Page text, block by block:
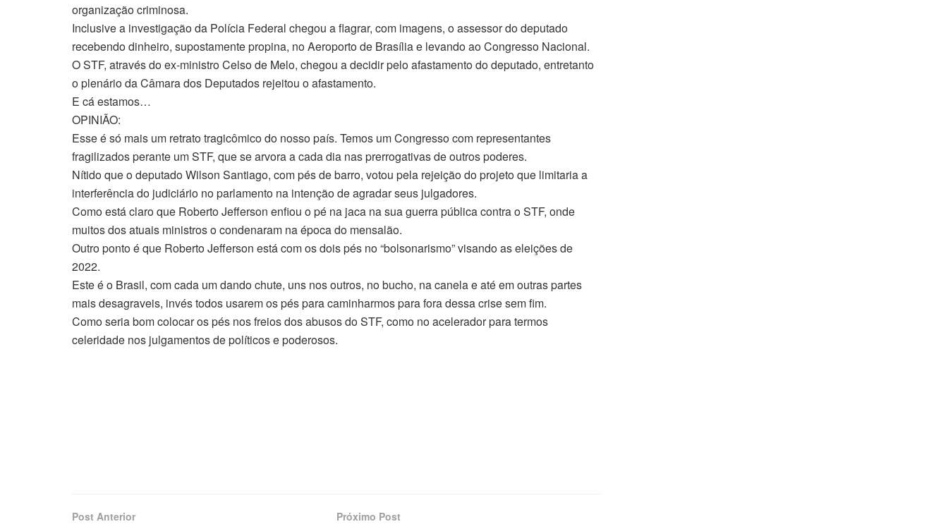
organização criminosa.
Inclusive a investigação da Polícia Federal chegou a flagrar, com imagens, o assessor do deputado
recebendo dinheiro, supostamente propina, no Aeroporto de Brasília e levando ao Congresso Nacional.
O STF, através do ex-ministro Celso de Melo, chegou a decidir pelo afastamento do deputado, entretanto
o plenário da Câmara dos Deputados rejeitou o afastamento.
E cá estamos…
OPINIÃO:
Esse é só mais um retrato tragicômico do nosso país. Temos um Congresso com representantes
fragilizados perante um STF, que se arvora a cada dia nas prerrogativas de outros poderes.
Nítido que o deputado Wilson Santiago, com pés de barro, votou pela rejeição do projeto que limitaria a
interferência do judiciário no parlamento na intenção de agradar seus julgadores.
Como está claro que Roberto Jefferson enfiou o pé na jaca na sua guerra pública contra o STF, onde
muitos dos atuais ministros o condenaram na época do mensalão.
Outro ponto é que Roberto Jefferson está com os dois pés no “bolsonarismo” visando as eleições de
2022.
Este é o Brasil, com cada um dando chute, uns nos outros, no bucho, na canela e até em outras partes
mais desagraveis, invés todos usarem os pés para caminharmos para fora dessa crise sem fim.
Como seria bom colocar os pés nos freios dos abusos do STF, como no acelerador para termos
celeridade nos julgamentos de políticos e poderosos.
Post Anterior Próximo Post